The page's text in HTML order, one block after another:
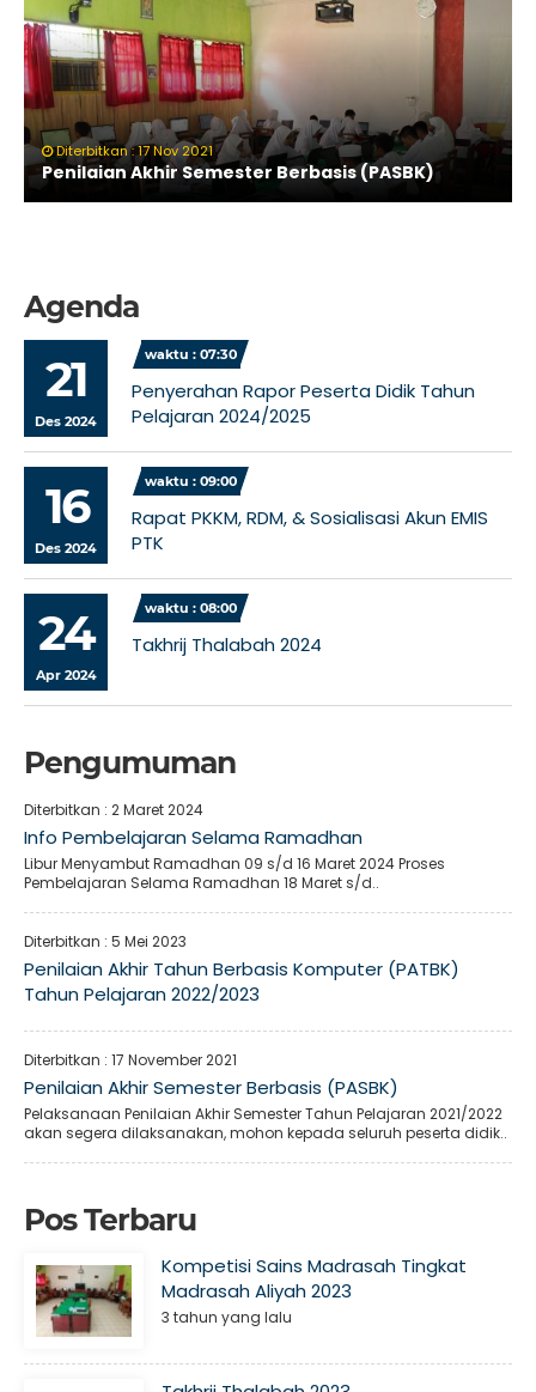
Diterbitkan : 17 Nov 2021
Penilaian Akhir Semester Berbasis (PASBK)
Agenda
21
Des 2024
waktu : 07:30
Penyerahan Rapor Peserta Didik Tahun
Pelajaran 2024/2025
16
Des 2024
waktu : 09:00
Rapat PKKM, RDM, & Sosialisasi Akun EMIS
PTK
24
Apr 2024
waktu : 08:00
Takhrij Thalabah 2024
Pengumuman
Diterbitkan : 2 Maret 2024
Info Pembelajaran Selama Ramadhan
Libur Menyambut Ramadhan 09 s/d 16 Maret 2024 Proses
Pembelajaran Selama Ramadhan 18 Maret s/d..
Diterbitkan : 5 Mei 2023
Penilaian Akhir Tahun Berbasis Komputer (PATBK)
Tahun Pelajaran 2022/2023
Diterbitkan : 17 November 2021
Penilaian Akhir Semester Berbasis (PASBK)
Pelaksanaan Penilaian Akhir Semester Tahun Pelajaran 2021/2022
akan segera dilaksanakan, mohon kepada seluruh peserta didik..
Pos Terbaru
Kompetisi Sains Madrasah Tingkat
Madrasah Aliyah 2023
3 tahun yang lalu